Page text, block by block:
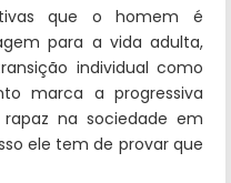
que o homem é
para a vida adulta,
individual como
marca a progressiva
na sociedade em
ele tem de provar que